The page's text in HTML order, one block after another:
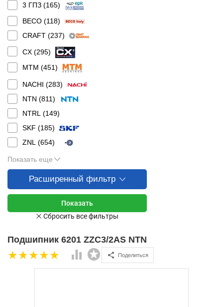
3 ГПЗ (165)
BECO (118)
CRAFT (237)
CX (295)
MTM (451)
NACHI (283)
NTN (811)
NTRL (149)
SKF (185)
ZNL (654)
Показать еще
Расширенный фильтр
Подшипник 6201 ZZC3/2AS NTN
Поделиться